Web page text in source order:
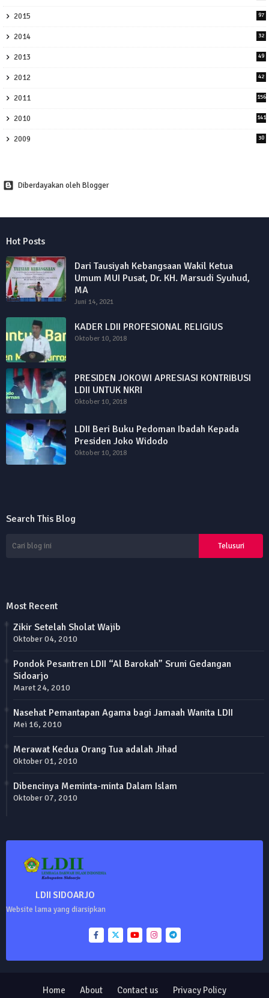
2015 97
2014 32
2013 49
2012 42
2011 156
2010 141
2009 30
Diberdayakan oleh Blogger
Hot Posts
Dari Tausiyah Kebangsaan Wakil Ketua
Umum MUI Pusat, Dr. KH. Marsudi Syuhud,
MA
Juni 14, 2021
KADER LDII PROFESIONAL RELIGIUS
Oktober 10, 2018
PRESIDEN JOKOWI APRESIASI KONTRIBUSI
LDII UNTUK NKRI
Oktober 10, 2018
LDII Beri Buku Pedoman Ibadah Kepada
Presiden Joko Widodo
Oktober 10, 2018
Search This Blog
Most Recent
Zikir Setelah Sholat Wajib
Oktober 04, 2010
Pondok Pesantren LDII “Al Barokah” Sruni Gedangan
Sidoarjo
Maret 24, 2010
Nasehat Pemantapan Agama bagi Jamaah Wanita LDII
Mei 16, 2010
Merawat Kedua Orang Tua adalah Jihad
Oktober 01, 2010
Dibencinya Meminta-minta Dalam Islam
Oktober 07, 2010
LDII SIDOARJO
Website lama yang diarsipkan
Home About Contact us Privacy Policy